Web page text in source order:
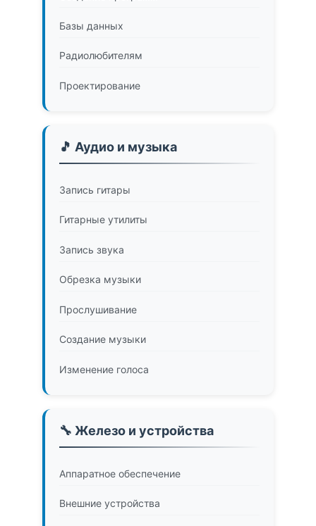
Базы данных
Радиолюбителям
Проектирование
🎵 Аудио и музыка
Запись гитары
Гитарные утилиты
Запись звука
Обрезка музыки
Прослушивание
Создание музыки
Изменение голоса
🔧 Железо и устройства
Аппаратное обеспечение
Внешние устройства